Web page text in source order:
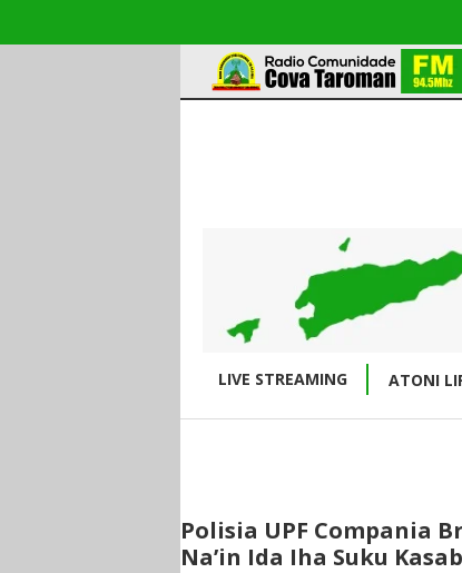
LIVE STREAMING ATONI
Polisia UPF Compania
Na’in Ida Iha Suku